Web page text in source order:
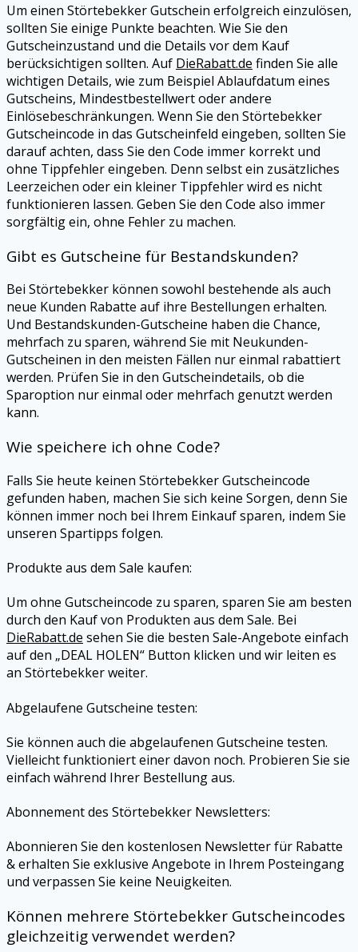
Um einen StörtebekkerGutschein erfolgreich einzulösen,
sollten Sie einige Punkte beachten. Wie Sie den
Gutscheinzustand und die Details vor dem Kauf
berücksichtigen sollten. Auf DieRabatt.de finden Sie alle
wichtigen Details, wie zum Beispiel Ablaufdatum eines
Gutscheins, Mindestbestellwert oder andere
Einlösebeschränkungen. Wenn Sie den Störtebekker
Gutscheincode in das Gutscheinfeld eingeben, sollten Sie
darauf achten, dass Sie den Code immer korrekt und
ohne Tippfehler eingeben. Denn selbst ein zusätzliches
Leerzeichen oder ein kleiner Tippfehler wird es nicht
funktionieren lassen. Geben Sie den Code also immer
sorgfältig ein, ohne Fehler zu machen.
Gibt es Gutscheine für Bestandskunden?
Bei Störtebekker können sowohl bestehende als auch
neue Kunden Rabatte auf ihre Bestellungen erhalten.
Und Bestandskunden-Gutscheine haben die Chance,
mehrfach zu sparen, während Sie mit Neukunden-
Gutscheinen in den meisten Fällen nur einmal rabattiert
werden. Prüfen Sie in den Gutscheindetails, ob die
Sparoption nur einmal oder mehrfach genutzt werden
kann.
Wie speichere ich ohne Code?
Falls Sie heute keinen StörtebekkerGutscheincode
gefunden haben, machen Sie sich keine Sorgen, denn Sie
können immer noch bei Ihrem Einkauf sparen, indem Sie
unseren Spartipps folgen.
Produkte aus dem Sale kaufen:
Um ohne Gutscheincode zu sparen, sparen Sie am besten
durch den Kauf von Produkten aus dem Sale. Bei
DieRabatt.de sehen Sie die besten Sale-Angebote einfach
auf den „DEAL HOLEN“ Button klicken und wir leiten es
an Störtebekkerweiter.
Abgelaufene Gutscheine testen:
Sie können auch die abgelaufenen Gutscheine testen.
Vielleicht funktioniert einer davon noch. Probieren Sie sie
einfach während Ihrer Bestellung aus.
Abonnement des Störtebekker Newsletters:
Abonnieren Sie den kostenlosen Newsletter für Rabatte
& erhalten Sie exklusive Angebote in Ihrem Posteingang
und verpassen Sie keine Neuigkeiten.
Können mehrere Störtebekker Gutscheincodes
gleichzeitig verwendet werden?